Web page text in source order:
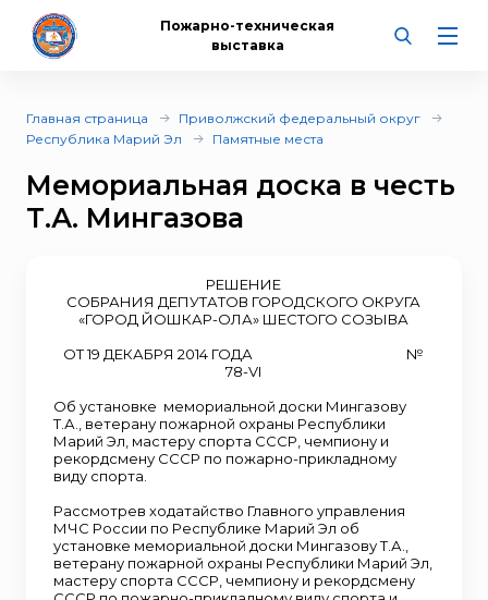
Пожарно-техническая
выставка
Главная страница
Приволжский федеральный округ
Республика Марий Эл
Памятные места
Мемориальная доска в честь
Т.А. Мингазова
РЕШЕНИЕ
СОБРАНИЯ ДЕПУТАТОВ ГОРОДСКОГО ОКРУГА
«ГОРОД ЙОШКАР-ОЛА» ШЕСТОГО СОЗЫВА
ОТ 19 ДЕКАБРЯ 2014 ГОДА №
78-VI
Об установке мемориальной доски Мингазову
Т.А., ветерану пожарной охраны Республики
Марий Эл, мастеру спорта СССР, чемпиону и
рекордсмену СССР по пожарно-прикладному
виду спорта.
Рассмотрев ходатайство Главного управления
МЧС России по Республике Марий Эл об
установке мемориальной доски Мингазову Т.А.,
ветерану пожарной охраны Республики Марий Эл,
мастеру спорта СССР, чемпиону и рекордсмену